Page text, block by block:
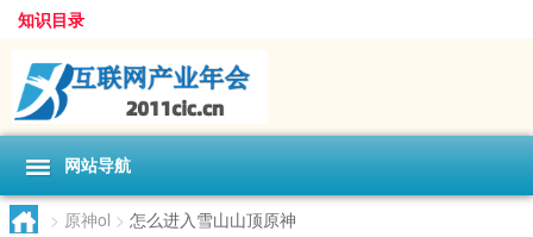
知识目录
网站导航
> 原神ol > 怎么进入雪山山顶原神